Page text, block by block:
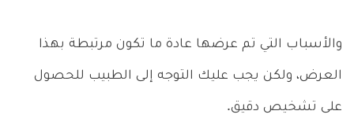
والأسباب التي تم عرضها عادة ما تكون مرتبطة بهذا
العرض، ولكن يجب عليك التوجه إلى الطبيب للحصول
على تشخيص دقيق.